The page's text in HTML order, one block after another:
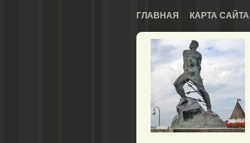
ГЛАВНАЯ КАРТА САЙТА